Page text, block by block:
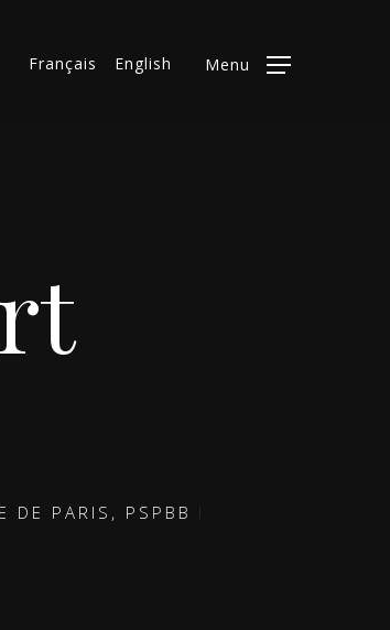
Français English Menu
ET MUSEE DU LOUVRE,